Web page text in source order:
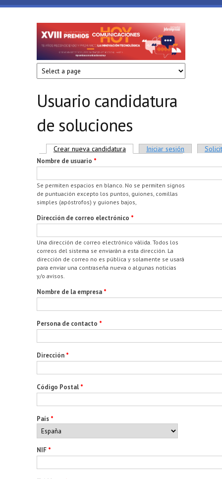
Pasar al contenido principal
17º Premios
17º Premios
ComunicacionesHoy
Usuario candidatura
de soluciones
Solapas principales
Crear nueva candidatura (solapa activa)
Iniciar sesión
Nombre de usuario *
Se permiten espacios en blanco. No se permiten signos
de puntuación excepto los puntos, guiones, comillas
simples (apóstrofos) y guiones bajos,
Dirección de correo electrónico *
Una dirección de correo electrónico válida. Todos los
correos del sistema se enviarán a esta dirección. La
dirección de correo no es pública y solamente se usará
para enviar una contraseña nueva o algunas noticias
y/o avisos.
Nombre de la empresa *
Persona de contacto *
Dirección *
Código Postal *
País *
NIF *